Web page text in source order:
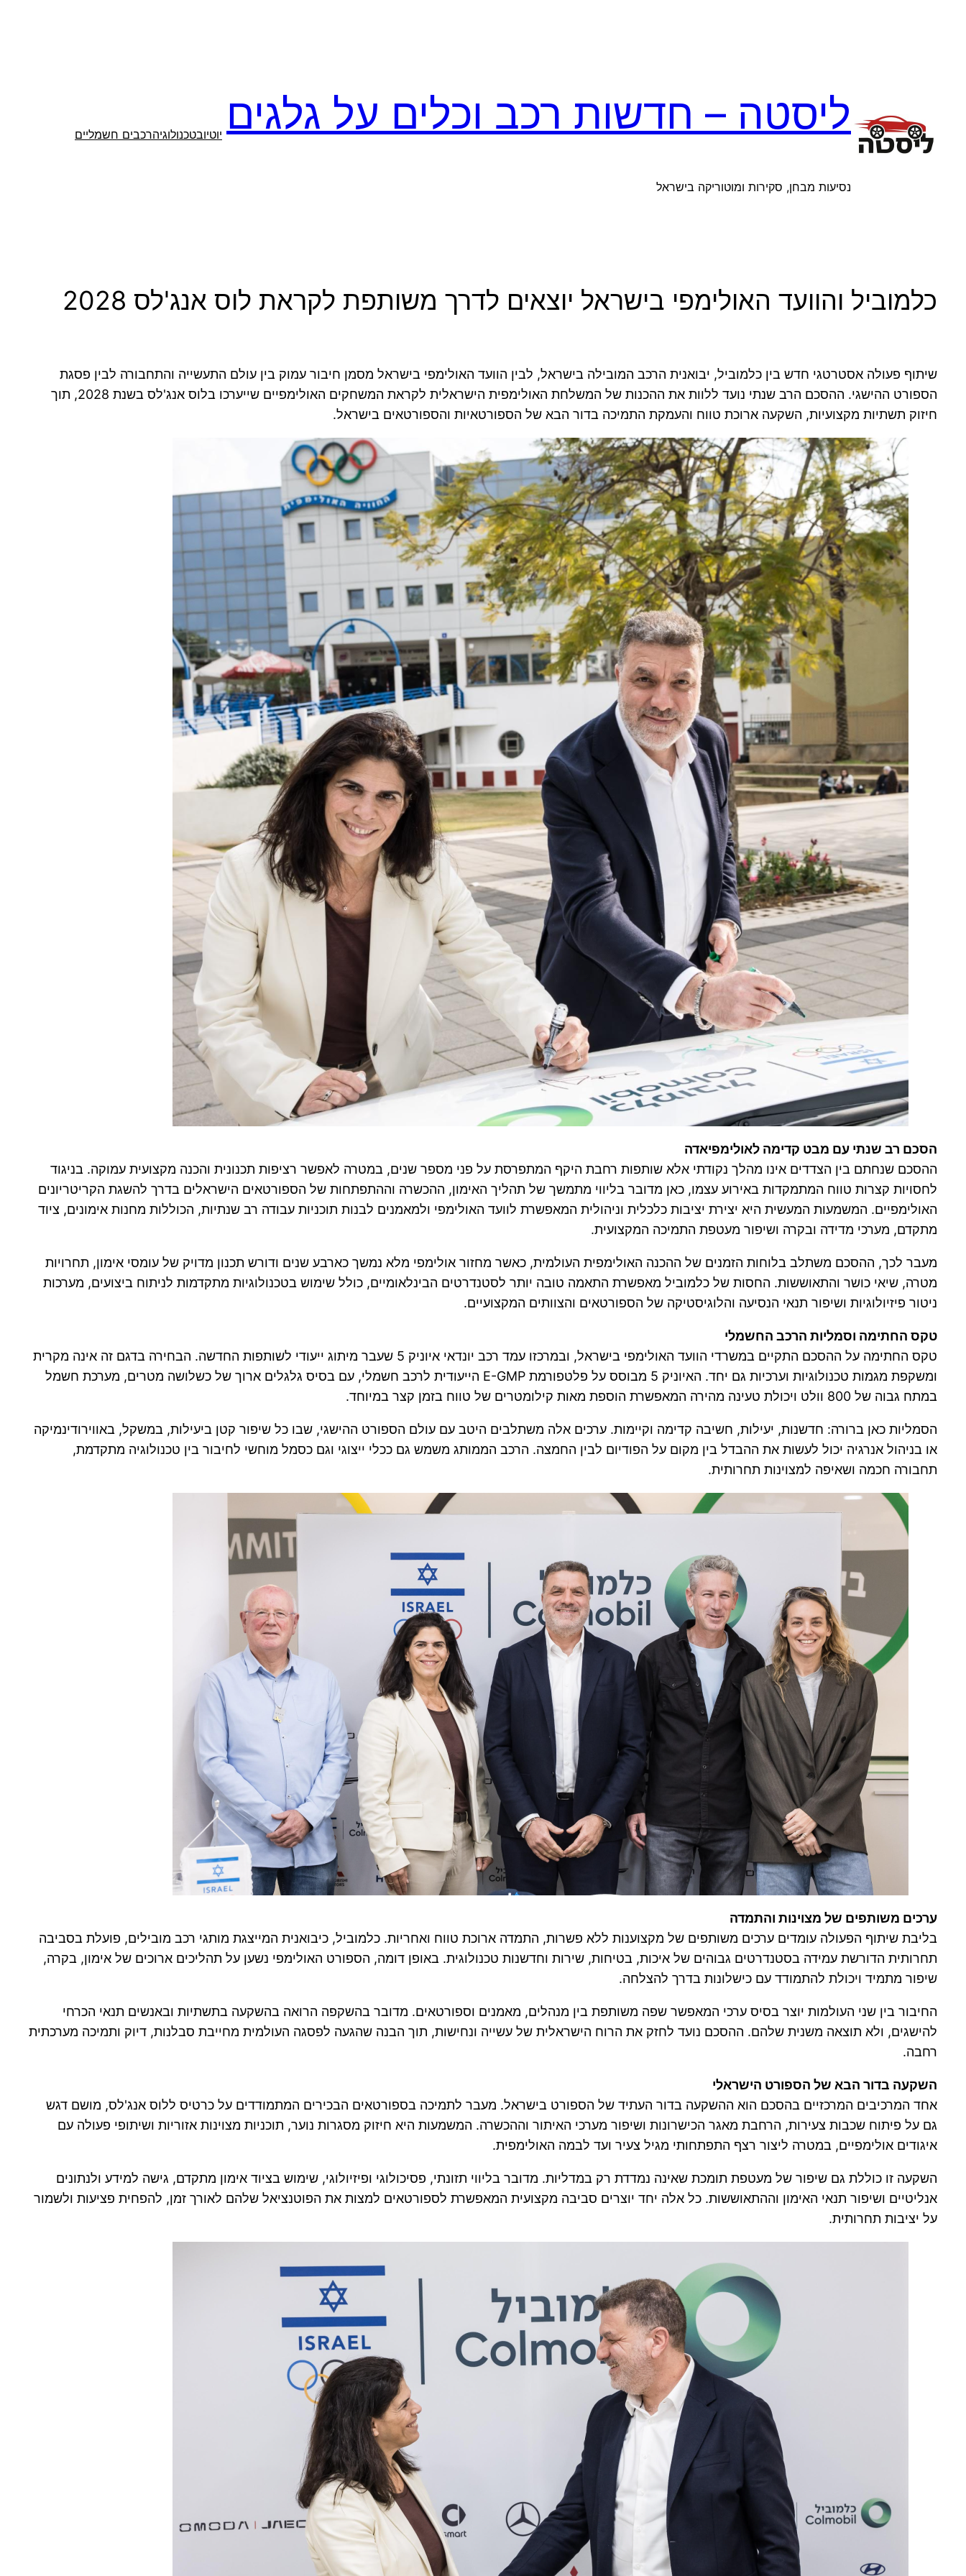
ליסטה – חדשות רכב וכלים על גלגים
נסיעות מבחן, סקירות ומוטוריקה בישראל
יוטיובטכנולוגיהרכבים חשמליים
כלמוביל והוועד האולימפי בישראל יוצאים לדרך משותפת לקראת לוס אנג'לס 2028
שיתוף פעולה אסטרטגי חדש בין כלמוביל, יבואנית הרכב המובילה בישראל, לבין הוועד האולימפי בישראל מסמן חיבור עמוק בין עולם התעשייה והתחבורה לבין פסגת
הספורט ההישגי. ההסכם הרב שנתי נועד ללוות את ההכנות של המשלחת האולימפית הישראלית לקראת המשחקים האולימפיים שייערכו בלוס אנג'לס בשנת 2028, תוך
חיזוק תשתיות מקצועיות, השקעה ארוכת טווח והעמקת התמיכה בדור הבא של הספורטאיות והספורטאים בישראל.
הסכם רב שנתי עם מבט קדימה לאולימפיאדה
ההסכם שנחתם בין הצדדים אינו מהלך נקודתי אלא שותפות רחבת היקף המתפרסת על פני מספר שנים, במטרה לאפשר רציפות תכנונית והכנה מקצועית עמוקה. בניגוד
לחסויות קצרות טווח המתמקדות באירוע עצמו, כאן מדובר בליווי מתמשך של תהליך האימון, ההכשרה וההתפתחות של הספורטאים הישראלים בדרך להשגת הקריטריונים
האולימפיים. המשמעות המעשית היא יצירת יציבות כלכלית וניהולית המאפשרת לוועד האולימפי ולמאמנים לבנות תוכניות עבודה רב שנתיות, הכוללות מחנות אימונים, ציוד
מתקדם, מערכי מדידה ובקרה ושיפור מעטפת התמיכה המקצועית.
מעבר לכך, ההסכם משתלב בלוחות הזמנים של ההכנה האולימפית העולמית, כאשר מחזור אולימפי מלא נמשך כארבע שנים ודורש תכנון מדויק של עומסי אימון, תחרויות
מטרה, שיאי כושר והתאוששות. החסות של כלמוביל מאפשרת התאמה טובה יותר לסטנדרטים הבינלאומיים, כולל שימוש בטכנולוגיות מתקדמות לניתוח ביצועים, מערכות
ניטור פיזיולוגיות ושיפור תנאי הנסיעה והלוגיסטיקה של הספורטאים והצוותים המקצועיים.
טקס החתימה וסמליות הרכב החשמלי
טקס החתימה על ההסכם התקיים במשרדי הוועד האולימפי בישראל, ובמרכזו עמד רכב יונדאי איוניק 5 שעבר מיתוג ייעודי לשותפות החדשה. הבחירה בדגם זה אינה מקרית
ומשקפת מגמות טכנולוגיות וערכיות גם יחד. האיוניק 5 מבוסס על פלטפורמת E-GMP הייעודית לרכב חשמלי, עם בסיס גלגלים ארוך של כשלושה מטרים, מערכת חשמל
במתח גבוה של 800 וולט ויכולת טעינה מהירה המאפשרת הוספת מאות קילומטרים של טווח בזמן קצר במיוחד.
הסמליות כאן ברורה: חדשנות, יעילות, חשיבה קדימה וקיימות. ערכים אלה משתלבים היטב עם עולם הספורט ההישגי, שבו כל שיפור קטן ביעילות, במשקל, באווירודינמיקה
או בניהול אנרגיה יכול לעשות את ההבדל בין מקום על הפודיום לבין החמצה. הרכב הממותג משמש גם ככלי ייצוגי וגם כסמל מוחשי לחיבור בין טכנולוגיה מתקדמת,
תחבורה חכמה ושאיפה למצוינות תחרותית.
ערכים משותפים של מצוינות והתמדה
בליבת שיתוף הפעולה עומדים ערכים משותפים של מקצוענות ללא פשרות, התמדה ארוכת טווח ואחריות. כלמוביל, כיבואנית המייצגת מותגי רכב מובילים, פועלת בסביבה
תחרותית הדורשת עמידה בסטנדרטים גבוהים של איכות, בטיחות, שירות וחדשנות טכנולוגית. באופן דומה, הספורט האולימפי נשען על תהליכים ארוכים של אימון, בקרה,
שיפור מתמיד ויכולת להתמודד עם כישלונות בדרך להצלחה.
החיבור בין שני העולמות יוצר בסיס ערכי המאפשר שפה משותפת בין מנהלים, מאמנים וספורטאים. מדובר בהשקפה הרואה בהשקעה בתשתיות ובאנשים תנאי הכרחי
להישגים, ולא תוצאה משנית שלהם. ההסכם נועד לחזק את הרוח הישראלית של עשייה ונחישות, תוך הבנה שהגעה לפסגה העולמית מחייבת סבלנות, דיוק ותמיכה מערכתית
רחבה.
השקעה בדור הבא של הספורט הישראלי
אחד המרכיבים המרכזיים בהסכם הוא ההשקעה בדור העתיד של הספורט בישראל. מעבר לתמיכה בספורטאים הבכירים המתמודדים על כרטיס ללוס אנג'לס, מושם דגש
גם על פיתוח שכבות צעירות, הרחבת מאגר הכישרונות ושיפור מערכי האיתור וההכשרה. המשמעות היא חיזוק מסגרות נוער, תוכניות מצוינות אזוריות ושיתופי פעולה עם
איגודים אולימפיים, במטרה ליצור רצף התפתחותי מגיל צעיר ועד לבמה האולימפית.
השקעה זו כוללת גם שיפור של מעטפת תומכת שאינה נמדדת רק במדליות. מדובר בליווי תזונתי, פסיכולוגי ופיזיולוגי, שימוש בציוד אימון מתקדם, גישה למידע ולנתונים
אנליטיים ושיפור תנאי האימון וההתאוששות. כל אלה יחד יוצרים סביבה מקצועית המאפשרת לספורטאים למצות את הפוטנציאל שלהם לאורך זמן, להפחית פציעות ולשמור
על יציבות תחרותית.